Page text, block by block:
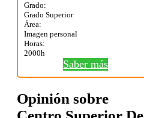
Grado:
Grado Superior
Área:
Imagen personal
Horas:
2000h
Saber más
Opinión sobre